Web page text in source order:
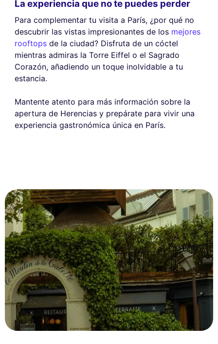
Este sitio web utiliza
cookies
Utilizamos cookies y sus datos personales para mejorar su
La experiencia que no te puedes perder
Para complementar tu visita a París, ¿por qué no
descubrir las vistas impresionantes de los mejores
rooftops de la ciudad? Disfruta de un cóctel
mientras admiras la Torre Eiffel o el Sagrado
Corazón, añadiendo un toque inolvidable a tu
estancia.
Mantente atento para más información sobre la
apertura de Herencias y prepárate para vivir una
experiencia gastronómica única en París.